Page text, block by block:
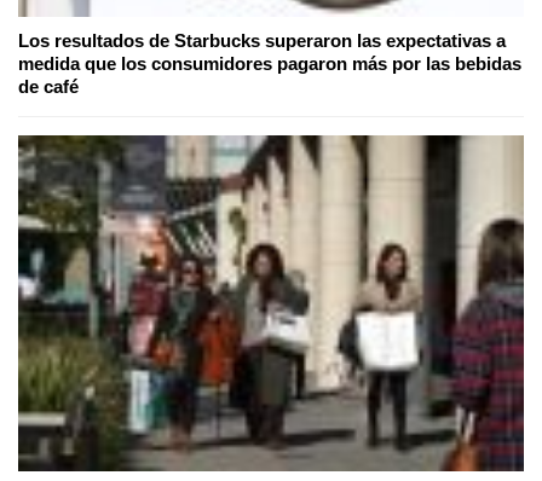
Los resultados de Starbucks superaron las expectativas a
medida que los consumidores pagaron más por las bebidas
de café